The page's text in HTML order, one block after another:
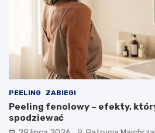
PEELING ZABIEGI
Peeling fenolowy – efekty,
spodziewać